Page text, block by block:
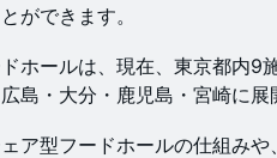
ができます。
ホールは、現在、東京都内9
島・大分・鹿児島・宮崎に
ア型フードホールの仕組み